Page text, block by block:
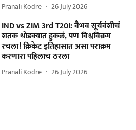
Pranali Kodre 26 July 2026
IND vs ZIM 3rd T20I: वैभव सूर्यवंशीचं
शतक थोडक्यात हुकलं, पण विश्वविक्रम
रचला! क्रिकेट इतिहासात असा पराक्रम
करणारा पहिलाच ठरला
Pranali Kodre 26 July 2026